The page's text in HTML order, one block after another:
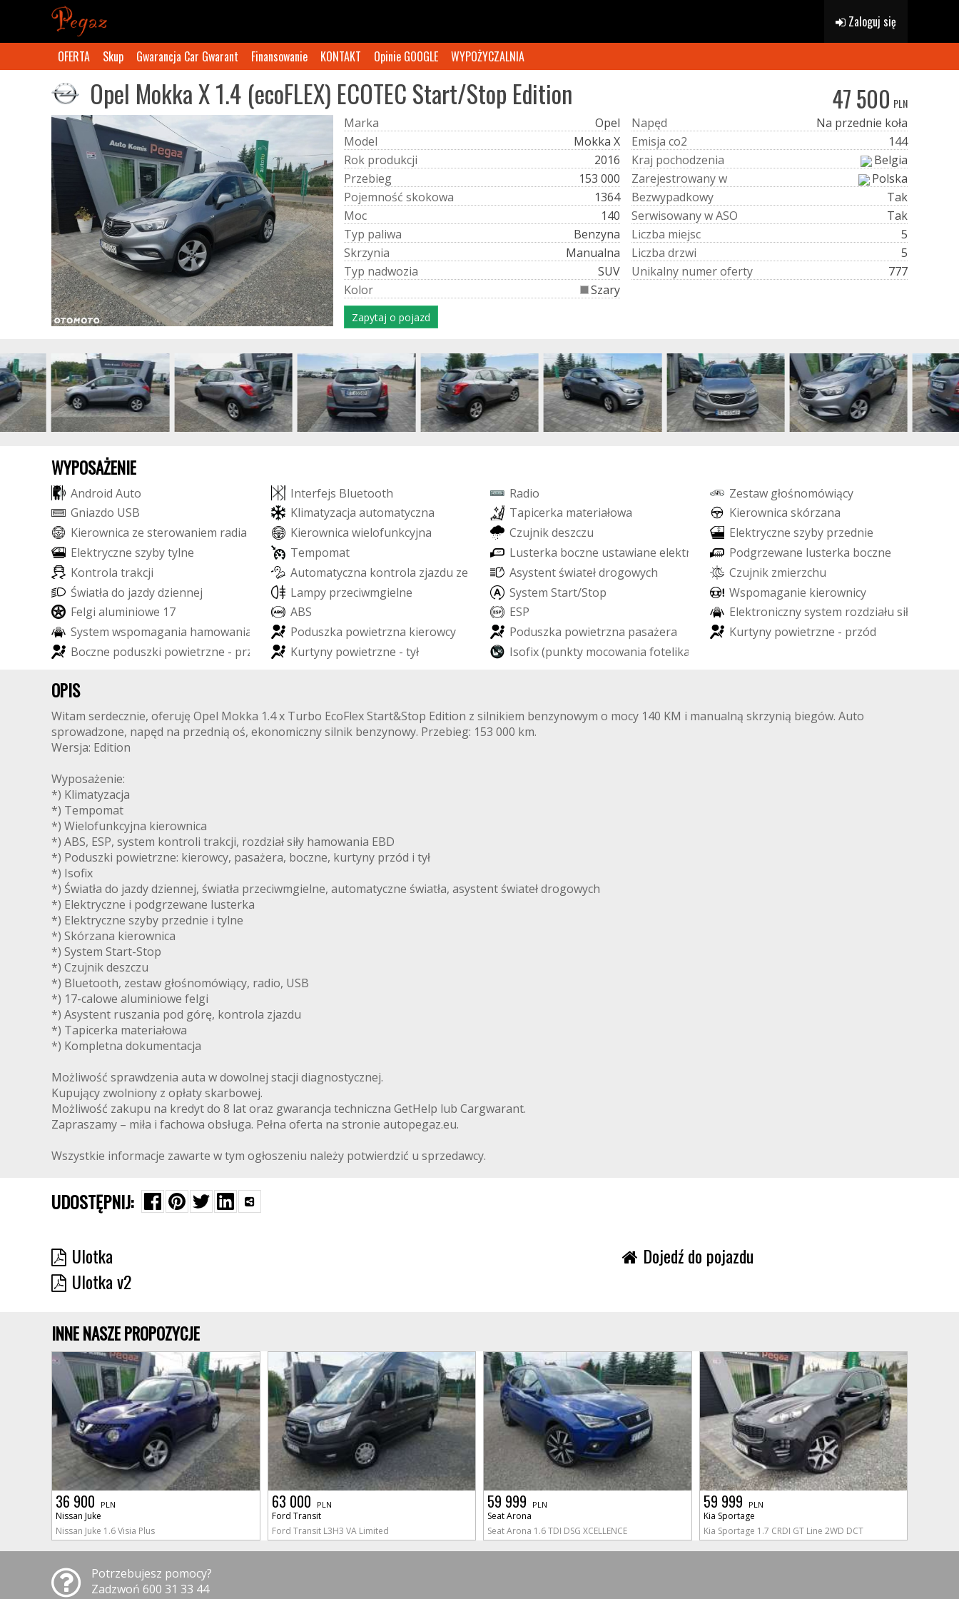
Zaloguj się
OFERTA Skup Gwarancja Car Gwarant Finansowanie KONTAKT Opinie GOOGLE WYPOŻYCZALNIA
Opel Mokka X 1.4 (ecoFLEX) ECOTEC Start/Stop Edition 47 500 PLN
Marka
Opel
Model
Mokka X
Rok produkcji
2016
Przebieg
153 000
Pojemność skokowa
1364
Moc
140
Typ paliwa
Benzyna
Skrzynia
Manualna
Typ nadwozia
SUV
Kolor Szary
Napęd
Na przednie koła
Emisja co2
144
Kraj pochodzenia
Belgia
Zarejestrowanyw
Polska
Bezwypadkowy
Tak
SerwisowanywASO
Tak
Liczba miejsc
5
Liczba drzwi
5
Unikalny numeroferty 777
Zapytaj o pojazd
WYPOSAŻENIE
Android Auto Interfejs Bluetooth Radio Zestaw głośnomówiący
Gniazdo USB Klimatyzacja automatyczna Tapicerka materiałowa Kierownica skórzana
Kierownica ze sterowaniem radia Kierownica wielofunkcyjna Czujnikdeszczu Elektryczne szyby przednie
Elektryczne szybytylne Tempomat Lusterka boczne ustawiane elektr nie Podgrzewane lusterka boczne
Kontrola trakcji Automatyczna kontrola zjazdu ze ku Asystent światełdrogowych Czujnik zmierzchu
Światła do jazdydziennej Lampy przeciwmgielne System Start/Stop Wspomaganie kierownicy
Felgi aluminiowe 17 ABS ESP Elektroniczny system rozdziału sił
System wspomagania hamowania Poduszka powietrzna kierowcy Poduszka powietrzna pasażera Kurtyny powietrzne - przód
Boczne poduszki powietrzne - prz Kurtyny powietrzne - tył Isofix(punkty mocowania fotelika
OPIS
Witam serdecznie, oferuję Opel Mokka 1.4 x Turbo EcoFlex Start&Stop Edition z silnikiem benzynowym o mocy 140 KM i manualną skrzynią biegów. Auto
sprowadzone, napęd na przednią oś, ekonomiczny silnik benzynowy. Przebieg: 153 000 km.
Wersja: Edition
Wyposażenie:
*) Klimatyzacja
*) Tempomat
*) Wielofunkcyjna kierownica
*) ABS, ESP, system kontroli trakcji, rozdział siły hamowania EBD
*) Poduszki powietrzne: kierowcy, pasażera, boczne, kurtyny przód i tył
*) Isofix
*) Światła do jazdy dziennej, światła przeciwmgielne, automatyczne światła, asystent świateł drogowych
*) Elektryczne i podgrzewane lusterka
*) Elektryczne szyby przednie i tylne
*) Skórzana kierownica
*) System Start-Stop
*) Czujnik deszczu
*) Bluetooth, zestaw głośnomówiący, radio, USB
*) 17-calowe aluminiowe felgi
*) Asystent ruszania pod górę, kontrola zjazdu
*) Tapicerka materiałowa
*) Kompletna dokumentacja
Możliwość sprawdzenia auta w dowolnej stacji diagnostycznej.
Kupujący zwolniony z opłaty skarbowej.
Możliwość zakupu na kredyt do 8 lat oraz gwarancja techniczna GetHelp lub Cargwarant.
Zapraszamy – miła i fachowa obsługa. Pełna oferta na stronie autopegaz.eu.
Wszystkie informacje zawarte w tym ogłoszeniu należy potwierdzić u sprzedawcy.
UDOSTĘPNIJ:
Ulotka
Ulotka v2
Dojedź do pojazdu
INNE NASZE PROPOZYCJE
36 900 PLN
Nissan Juke
Nissan Juke 1.6 Visia Plus
63 000 PLN
Ford Transit
Ford Transit L3H3 VA Limited
59 999 PLN
Seat Arona
Seat Arona 1.6 TDI DSG XCELLENCE
59 999 PLN
Kia Sportage
Kia Sportage 1.7 CRDI GT Line 2WD DCT
Potrzebujesz pomocy?
Zadzwoń 600 31 33 44